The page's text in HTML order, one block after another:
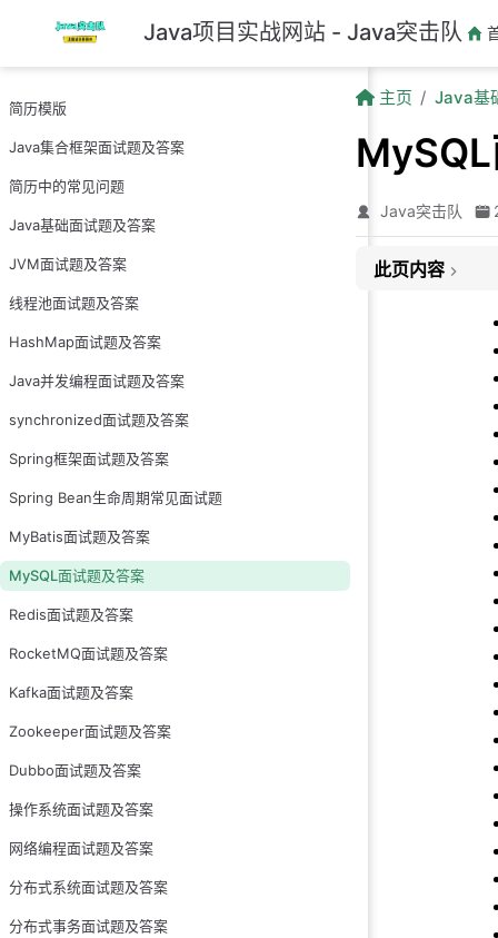
跳至主要內容 Java项目实战网站 - Java突击队
简历模版
Java集合框架面试题及答案
简历中的常见问题
Java基础面试题及答案
JVM面试题及答案
线程池面试题及答案
HashMap面试题及答案
Java并发编程面试题及答案
synchronized面试题及答案
Spring框架面试题及答案
Spring Bean生命周期常见面试题
MyBatis面试题及答案
MySQL面试题及答案
Redis面试题及答案
RocketMQ面试题及答案
Kafka面试题及答案
Zookeeper面试题及答案
Dubbo面试题及答案
操作系统面试题及答案
网络编程面试题及答案
分布式系统面试题及答案
分布式事务面试题及答案
主页 Java基
Java突击队
此页内容
2.MyISAM 与
3.为什么推荐使
4.一条查询语句
5.使用 Innodb
6.Innodb 事务为
8.索引失效的场
9.为什么采用
10.WAl 是什么?
13.什么是覆盖索
14.什么是最左前
15.普通索引和
16.什么是事务?
17.事务的隔离级别
18.binlog 是做什